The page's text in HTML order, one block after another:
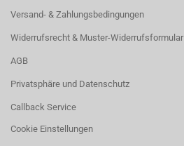
Versand- & Zahlungsbedingungen
Widerrufsrecht & Muster-Widerrufsformular
AGB
Privatsphäre und Datenschutz
Callback Service
Cookie Einstellungen